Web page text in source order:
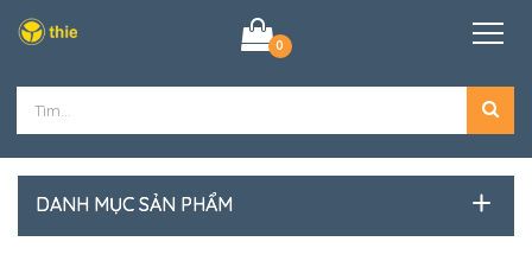
0
DANH MỤC SẢN PHẨM